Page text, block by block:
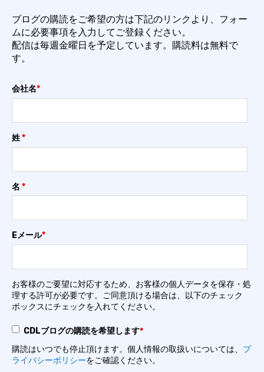
ブログの購読をご希望の方は下記のリンクより、フォー
ムに必要事項を入力してご登録くださ い。
配信は毎週金曜日を予定しています。購読料は無料で
す。
会社名*
姓*
名 *
Eメール*
お客様のご要望に対応するため、お客様の個人データを保存・処
理する許可が必要です。ご同意頂ける場合は、以下のチェック
ボックスにチェックを入れてください。
CDLブログの購読を希望します*
購読はいつでも停止頂けます。個人情報の取扱いについては、 プ
ライバシーポリシーをご確認ください。